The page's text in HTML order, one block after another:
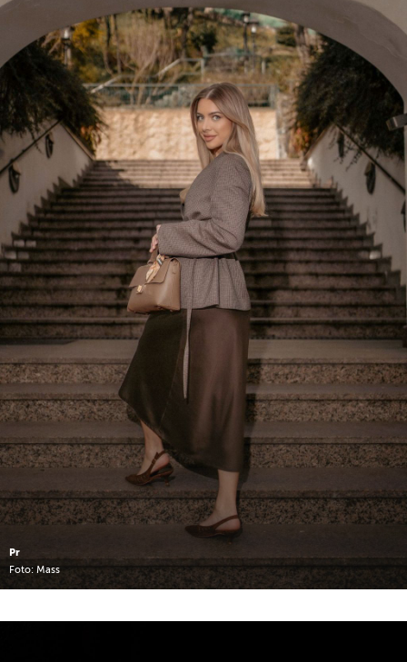
Pr
Foto: Mass